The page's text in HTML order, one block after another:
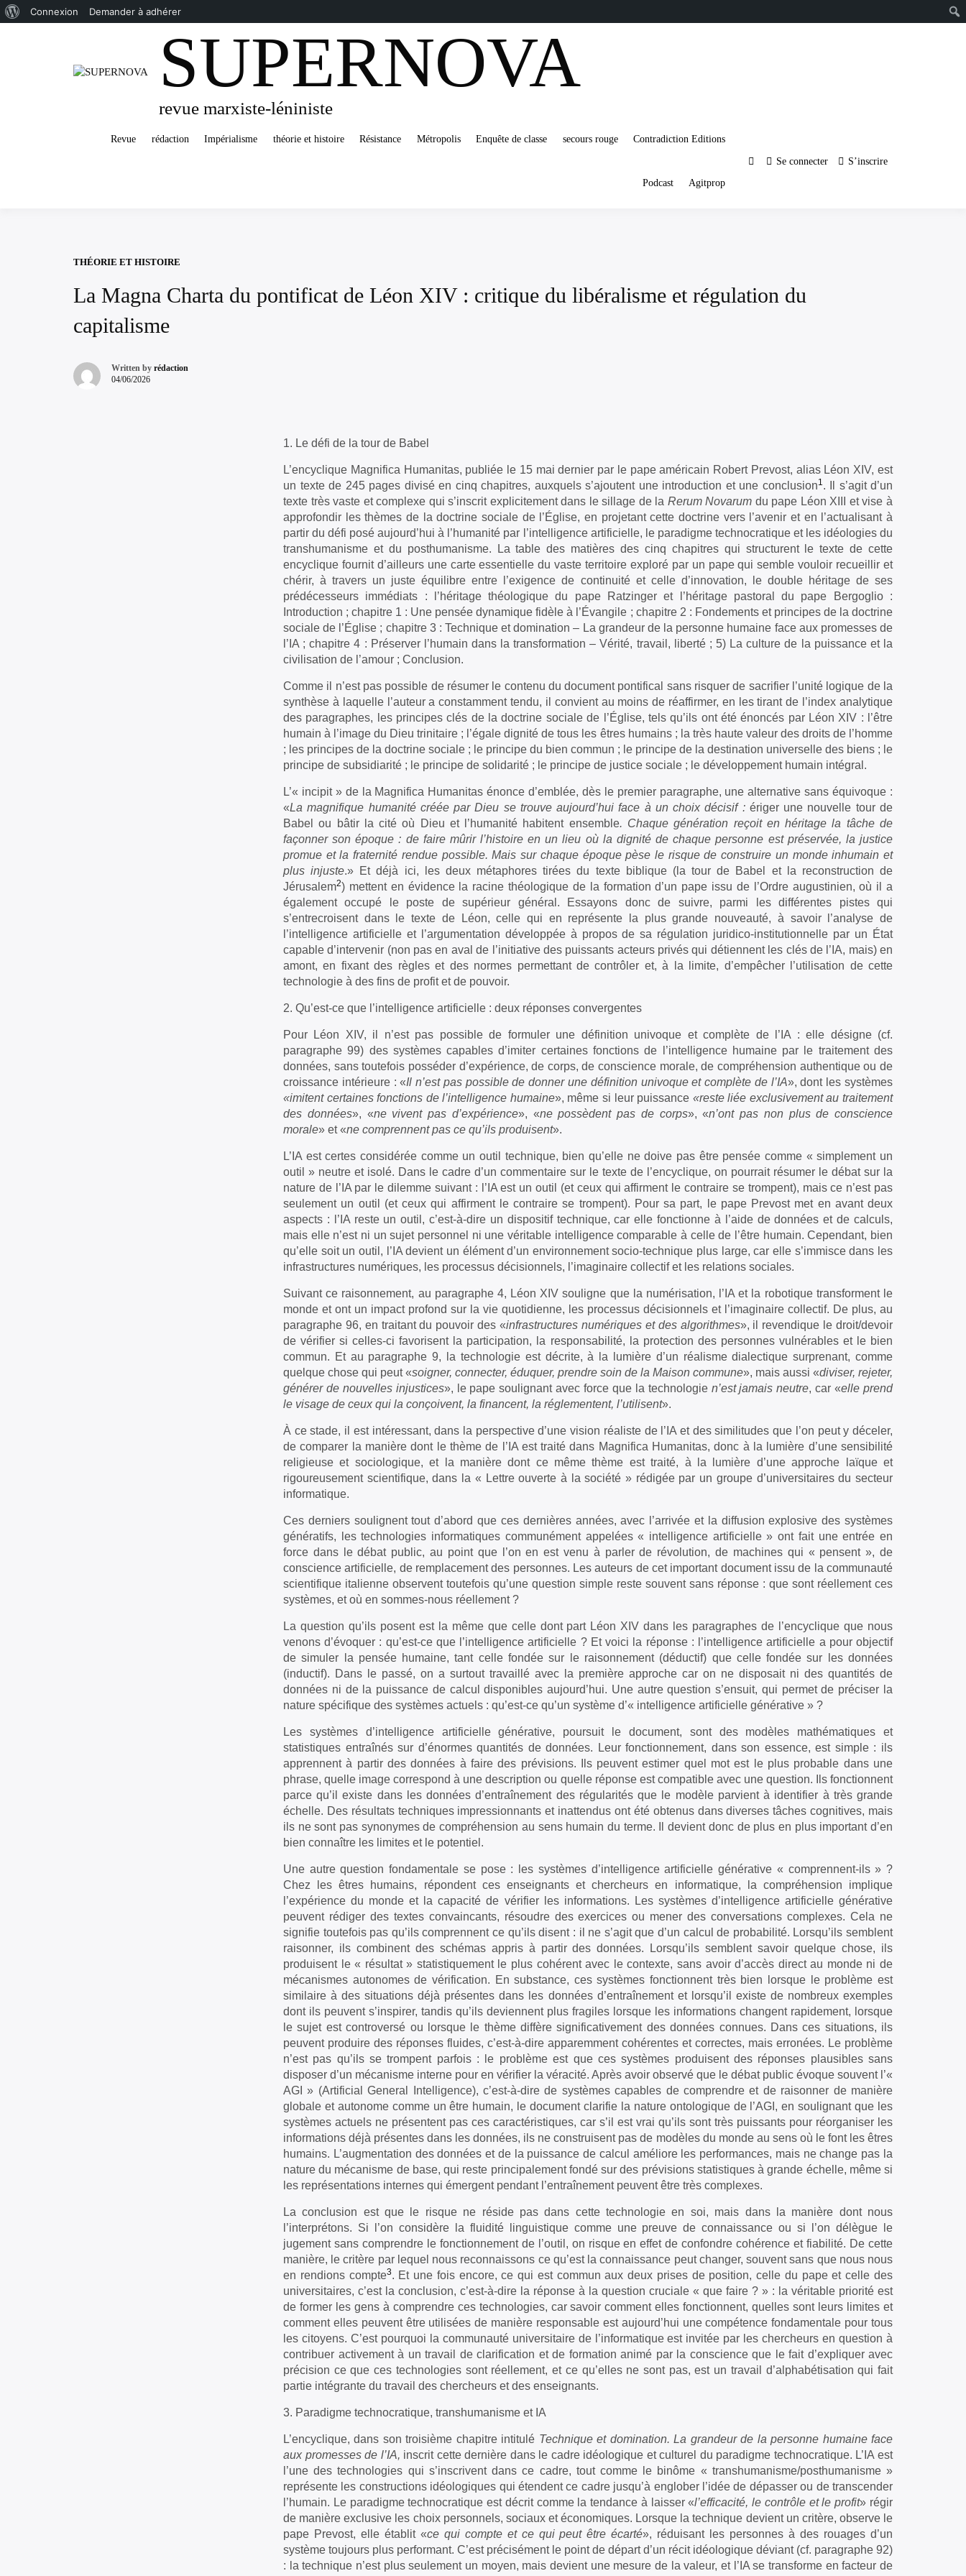
SUPERNOVA
revue marxiste-léniniste
Revue rédaction Impérialisme théorie et histoire Résistance Métropolis Enquête de classe secours rouge Contradiction Editions
Podcast Agitprop
Se connecter S’inscrire
THÉORIE ET HISTOIRE
La Magna Charta du pontificat de Léon XIV : critique du libéralisme et régulation du
capitalisme
Written by rédaction
04/06/2026
1. Le défi de la tour de Babel
L’encyclique Magnifica Humanitas, publiée le 15 mai dernier par le pape américain Robert Prevost, alias Léon XIV, est
un texte de 245 pages divisé en cinq chapitres, auxquels s’ajoutent une introduction et une conclusion1. Il s’agit d’un
texte très vaste et complexe qui s’inscrit explicitement dans le sillage de la Rerum Novarum du pape Léon XIII et vise à
approfondir les thèmes de la doctrine sociale de l’Église, en projetant cette doctrine vers l’avenir et en l’actualisant à
partir du défi posé aujourd’hui à l’humanité par l’intelligence artificielle, le paradigme technocratique et les idéologies du
transhumanisme et du posthumanisme. La table des matières des cinq chapitres qui structurent le texte de cette
encyclique fournit d’ailleurs une carte essentielle du vaste territoire exploré par un pape qui semble vouloir recueillir et
chérir, à travers un juste équilibre entre l’exigence de continuité et celle d’innovation, le double héritage de ses
prédécesseurs immédiats : l’héritage théologique du pape Ratzinger et l’héritage pastoral du pape Bergoglio :
Introduction ; chapitre 1 : Une pensée dynamique fidèle à l’Évangile ; chapitre 2 : Fondements et principes de la doctrine
sociale de l’Église ; chapitre 3 : Technique et domination – La grandeur de la personne humaine face aux promesses de
l’IA ; chapitre 4 : Préserver l’humain dans la transformation – Vérité, travail, liberté ; 5) La culture de la puissance et la
civilisation de l’amour ; Conclusion.
Comme il n’est pas possible de résumer le contenu du document pontifical sans risquer de sacrifier l’unité logique de la
synthèse à laquelle l’auteur a constamment tendu, il convient au moins de réaffirmer, en les tirant de l’index analytique
des paragraphes, les principes clés de la doctrine sociale de l’Église, tels qu’ils ont été énoncés par Léon XIV : l’être
humain à l’image du Dieu trinitaire ; l’égale dignité de tous les êtres humains ; la très haute valeur des droits de l’homme
; les principes de la doctrine sociale ; le principe du bien commun ; le principe de la destination universelle des biens ; le
principe de subsidiarité ; le principe de solidarité ; le principe de justice sociale ; le développement humain intégral.
L’« incipit » de la Magnifica Humanitas énonce d’emblée, dès le premier paragraphe, une alternative sans équivoque :
«La magnifique humanité créée par Dieu se trouve aujourd’hui face à un choix décisif : ériger une nouvelle tour de
Babel ou bâtir la cité où Dieu et l’humanité habitent ensemble. Chaque génération reçoit en héritage la tâche de
façonner son époque : de faire mûrir l’histoire en un lieu où la dignité de chaque personne est préservée, la justice
promue et la fraternité rendue possible. Mais sur chaque époque pèse le risque de construire un monde inhumain et
plus injuste.» Et déjà ici, les deux métaphores tirées du texte biblique (la tour de Babel et la reconstruction de
Jérusalem2) mettent en évidence la racine théologique de la formation d’un pape issu de l’Ordre augustinien, où il a
également occupé le poste de supérieur général. Essayons donc de suivre, parmi les différentes pistes qui
s’entrecroisent dans le texte de Léon, celle qui en représente la plus grande nouveauté, à savoir l’analyse de
l’intelligence artificielle et l’argumentation développée à propos de sa régulation juridico-institutionnelle par un État
capable d’intervenir (non pas en aval de l’initiative des puissants acteurs privés qui détiennent les clés de l’IA, mais) en
amont, en fixant des règles et des normes permettant de contrôler et, à la limite, d’empêcher l’utilisation de cette
technologie à des fins de profit et de pouvoir.
2. Qu’est-ce que l’intelligence artificielle : deux réponses convergentes
Pour Léon XIV, il n’est pas possible de formuler une définition univoque et complète de l’IA : elle désigne (cf.
paragraphe 99) des systèmes capables d’imiter certaines fonctions de l’intelligence humaine par le traitement des
données, sans toutefois posséder d’expérience, de corps, de conscience morale, de compréhension authentique ou de
croissance intérieure : «Il n’est pas possible de donner une définition univoque et complète de l’IA», dont les systèmes
«imitent certaines fonctions de l’intelligence humaine», même si leur puissance «reste liée exclusivement au traitement
des données», «ne vivent pas d’expérience», «ne possèdent pas de corps», «n’ont pas non plus de conscience
morale» et «ne comprennent pas ce qu’ils produisent».
L’IA est certes considérée comme un outil technique, bien qu’elle ne doive pas être pensée comme « simplement un
outil » neutre et isolé. Dans le cadre d’un commentaire sur le texte de l’encyclique, on pourrait résumer le débat sur la
nature de l’IA par le dilemme suivant : l’IA est un outil (et ceux qui affirment le contraire se trompent), mais ce n’est pas
seulement un outil (et ceux qui affirment le contraire se trompent). Pour sa part, le pape Prevost met en avant deux
aspects : l’IA reste un outil, c’est-à-dire un dispositif technique, car elle fonctionne à l’aide de données et de calculs,
mais elle n’est ni un sujet personnel ni une véritable intelligence comparable à celle de l’être humain. Cependant, bien
qu’elle soit un outil, l’IA devient un élément d’un environnement socio-technique plus large, car elle s’immisce dans les
infrastructures numériques, les processus décisionnels, l’imaginaire collectif et les relations sociales.
Suivant ce raisonnement, au paragraphe 4, Léon XIV souligne que la numérisation, l’IA et la robotique transforment le
monde et ont un impact profond sur la vie quotidienne, les processus décisionnels et l’imaginaire collectif. De plus, au
paragraphe 96, en traitant du pouvoir des «infrastructures numériques et des algorithmes», il revendique le droit/devoir
de vérifier si celles-ci favorisent la participation, la responsabilité, la protection des personnes vulnérables et le bien
commun. Et au paragraphe 9, la technologie est décrite, à la lumière d’un réalisme dialectique surprenant, comme
quelque chose qui peut «soigner, connecter, éduquer, prendre soin de la Maison commune», mais aussi «diviser, rejeter,
générer de nouvelles injustices», le pape soulignant avec force que la technologie n’est jamais neutre, car «elle prend
le visage de ceux qui la conçoivent, la financent, la réglementent, l’utilisent».
À ce stade, il est intéressant, dans la perspective d’une vision réaliste de l’IA et des similitudes que l’on peut y déceler,
de comparer la manière dont le thème de l’IA est traité dans Magnifica Humanitas, donc à la lumière d’une sensibilité
religieuse et sociologique, et la manière dont ce même thème est traité, à la lumière d’une approche laïque et
rigoureusement scientifique, dans la « Lettre ouverte à la société » rédigée par un groupe d’universitaires du secteur
informatique.
Ces derniers soulignent tout d’abord que ces dernières années, avec l’arrivée et la diffusion explosive des systèmes
génératifs, les technologies informatiques communément appelées « intelligence artificielle » ont fait une entrée en
force dans le débat public, au point que l’on en est venu à parler de révolution, de machines qui « pensent », de
conscience artificielle, de remplacement des personnes. Les auteurs de cet important document issu de la communauté
scientifique italienne observent toutefois qu’une question simple reste souvent sans réponse : que sont réellement ces
systèmes, et où en sommes-nous réellement ?
La question qu’ils posent est la même que celle dont part Léon XIV dans les paragraphes de l’encyclique que nous
venons d’évoquer : qu’est-ce que l’intelligence artificielle ? Et voici la réponse : l’intelligence artificielle a pour objectif
de simuler la pensée humaine, tant celle fondée sur le raisonnement (déductif) que celle fondée sur les données
(inductif). Dans le passé, on a surtout travaillé avec la première approche car on ne disposait ni des quantités de
données ni de la puissance de calcul disponibles aujourd’hui. Une autre question s’ensuit, qui permet de préciser la
nature spécifique des systèmes actuels : qu’est-ce qu’un système d’« intelligence artificielle générative » ?
Les systèmes d’intelligence artificielle générative, poursuit le document, sont des modèles mathématiques et
statistiques entraînés sur d’énormes quantités de données. Leur fonctionnement, dans son essence, est simple : ils
apprennent à partir des données à faire des prévisions. Ils peuvent estimer quel mot est le plus probable dans une
phrase, quelle image correspond à une description ou quelle réponse est compatible avec une question. Ils fonctionnent
parce qu’il existe dans les données d’entraînement des régularités que le modèle parvient à identifier à très grande
échelle. Des résultats techniques impressionnants et inattendus ont été obtenus dans diverses tâches cognitives, mais
ils ne sont pas synonymes de compréhension au sens humain du terme. Il devient donc de plus en plus important d’en
bien connaître les limites et le potentiel.
Une autre question fondamentale se pose : les systèmes d’intelligence artificielle générative « comprennent-ils » ?
Chez les êtres humains, répondent ces enseignants et chercheurs en informatique, la compréhension implique
l’expérience du monde et la capacité de vérifier les informations. Les systèmes d’intelligence artificielle générative
peuvent rédiger des textes convaincants, résoudre des exercices ou mener des conversations complexes. Cela ne
signifie toutefois pas qu’ils comprennent ce qu’ils disent : il ne s’agit que d’un calcul de probabilité. Lorsqu’ils semblent
raisonner, ils combinent des schémas appris à partir des données. Lorsqu’ils semblent savoir quelque chose, ils
produisent le « résultat » statistiquement le plus cohérent avec le contexte, sans avoir d’accès direct au monde ni de
mécanismes autonomes de vérification. En substance, ces systèmes fonctionnent très bien lorsque le problème est
similaire à des situations déjà présentes dans les données d’entraînement et lorsqu’il existe de nombreux exemples
dont ils peuvent s’inspirer, tandis qu’ils deviennent plus fragiles lorsque les informations changent rapidement, lorsque
le sujet est controversé ou lorsque le thème diffère significativement des données connues. Dans ces situations, ils
peuvent produire des réponses fluides, c’est-à-dire apparemment cohérentes et correctes, mais erronées. Le problème
n’est pas qu’ils se trompent parfois : le problème est que ces systèmes produisent des réponses plausibles sans
disposer d’un mécanisme interne pour en vérifier la véracité. Après avoir observé que le débat public évoque souvent l’«
AGI » (Artificial General Intelligence), c’est-à-dire de systèmes capables de comprendre et de raisonner de manière
globale et autonome comme un être humain, le document clarifie la nature ontologique de l’AGI, en soulignant que les
systèmes actuels ne présentent pas ces caractéristiques, car s’il est vrai qu’ils sont très puissants pour réorganiser les
informations déjà présentes dans les données, ils ne construisent pas de modèles du monde au sens où le font les êtres
humains. L’augmentation des données et de la puissance de calcul améliore les performances, mais ne change pas la
nature du mécanisme de base, qui reste principalement fondé sur des prévisions statistiques à grande échelle, même si
les représentations internes qui émergent pendant l’entraînement peuvent être très complexes.
La conclusion est que le risque ne réside pas dans cette technologie en soi, mais dans la manière dont nous
l’interprétons. Si l’on considère la fluidité linguistique comme une preuve de connaissance ou si l’on délègue le
jugement sans comprendre le fonctionnement de l’outil, on risque en effet de confondre cohérence et fiabilité. De cette
manière, le critère par lequel nous reconnaissons ce qu’est la connaissance peut changer, souvent sans que nous nous
en rendions compte3. Et une fois encore, ce qui est commun aux deux prises de position, celle du pape et celle des
universitaires, c’est la conclusion, c’est-à-dire la réponse à la question cruciale « que faire ? » : la véritable priorité est
de former les gens à comprendre ces technologies, car savoir comment elles fonctionnent, quelles sont leurs limites et
comment elles peuvent être utilisées de manière responsable est aujourd’hui une compétence fondamentale pour tous
les citoyens. C’est pourquoi la communauté universitaire de l’informatique est invitée par les chercheurs en question à
contribuer activement à un travail de clarification et de formation animé par la conscience que le fait d’expliquer avec
précision ce que ces technologies sont réellement, et ce qu’elles ne sont pas, est un travail d’alphabétisation qui fait
partie intégrante du travail des chercheurs et des enseignants.
3. Paradigme technocratique, transhumanisme et IA
L’encyclique, dans son troisième chapitre intitulé Technique et domination. La grandeur de la personne humaine face
aux promesses de l’IA, inscrit cette dernière dans le cadre idéologique et culturel du paradigme technocratique. L’IA est
l’une des technologies qui s’inscrivent dans ce cadre, tout comme le binôme « transhumanisme/posthumanisme »
représente les constructions idéologiques qui étendent ce cadre jusqu’à englober l’idée de dépasser ou de transcender
l’humain. Le paradigme technocratique est décrit comme la tendance à laisser «l’efficacité, le contrôle et le profit» régir
de manière exclusive les choix personnels, sociaux et économiques. Lorsque la technique devient un critère, observe le
pape Prevost, elle établit «ce qui compte et ce qui peut être écarté», réduisant les personnes à des rouages d’un
système toujours plus performant. C’est précisément le point de départ d’un récit idéologique déviant (cf. paragraphe 92)
: la technique n’est plus seulement un moyen, mais devient une mesure de la valeur, et l’IA se transforme en facteur de
Connexion Demander à adhérer